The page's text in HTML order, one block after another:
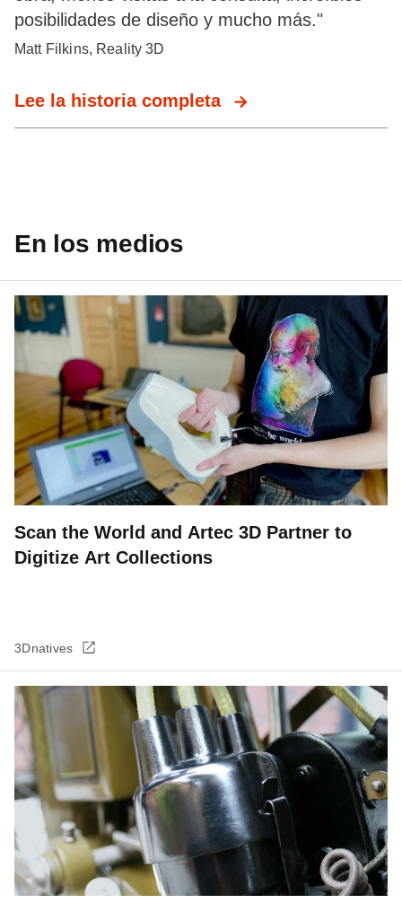
posibilidades de diseño y mucho más."
Matt Filkins, Reality 3D
Lee la historia completa
En los medios
Scan the World and Artec 3D Partner to
Digitize Art Collections
3Dnatives